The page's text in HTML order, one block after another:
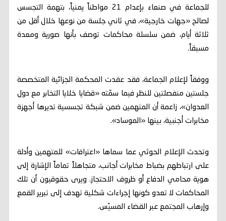
للجماعة في صنعاء بإعدام 21 مواطناً يمنياً، بتهمة التجسس
لصالح «جهات خارجية»، في ثاني جلسة من نوعها خلال أقل من
ثلاثة أيام، ضمن سلسلة محاكمات توصف بأنها صورية ومعدة
مسبقاً.
ووفقاً لإعلام الجماعة، فقد عقدت المحكمة الجزائية المتخصصة
جلستين منفصلتين للنظر فيما سمّته «قضايا خلايا التخابر مع دول
العدوان»، زاعمة أن المتهمين ضمن شبكة تجسسية تديرها أجهزة
مخابرات أجنبية، بينها «الموساد».
وتحدث الإعلام الحوثي عما سماها «اعترافات» للمتهمين وأدلة
على ارتباطهم بضباط مخابرات أجانب، متجاهلاً تماماً الإشارة إلى
هوية محامي الدفاع أو ظروف الاحتجاز. ويرى حقوقيون أن تلك
المحاكمات لا تعدو كونها إجراءات شكلية تهدف إلى تبرير القمع
وإرهاب المجتمع عبر القضاء المسيّس.